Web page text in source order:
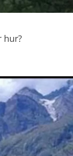
hur?